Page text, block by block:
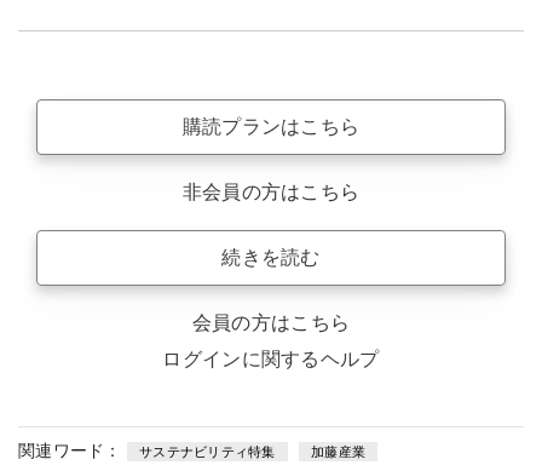
購読プランはこちら
非会員の方はこちら
続きを読む
会員の方はこちら
ログインに関するヘルプ
関連ワード： サステナビリティ特集 加藤産業